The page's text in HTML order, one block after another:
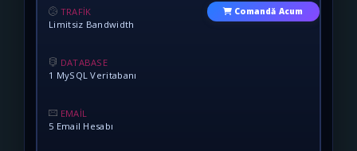
TRAFİK
Limitsiz Bandwidth
DATABASE
1 MySQL Veritabanı
EMAİL
5 Email Hesabı
Comandă Acum